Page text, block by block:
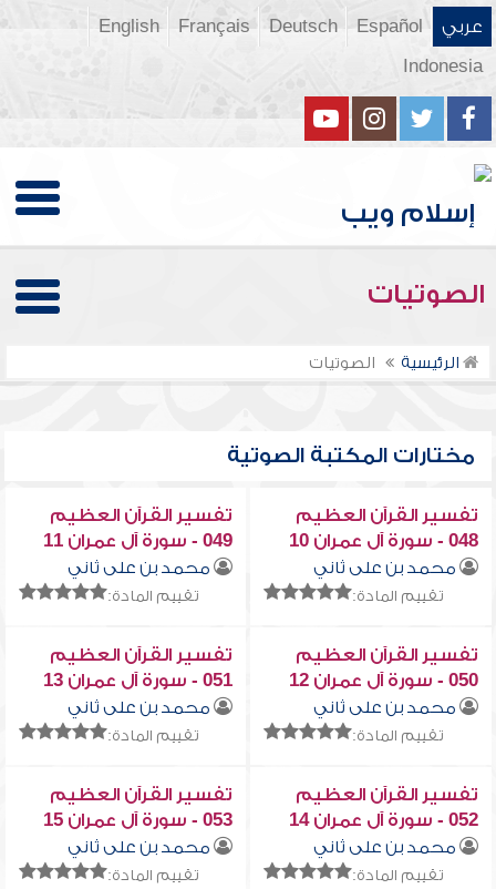
عربي Español
Deutsch
Français
English
Indonesia
الصوتيات
الرئيسية الصوتيات
مختارات المكتبة الصوتية
تفسير القرآن العظيم
048 - سورة آل عمران 10
محمد بن على ثاني
تقييم المادة:
تفسير القرآن العظيم
049 - سورة آل عمران 11
محمد بن على ثاني
تقييم المادة:
تفسير القرآن العظيم
050 - سورة آل عمران 12
محمد بن على ثاني
تقييم المادة:
تفسير القرآن العظيم
051 - سورة آل عمران 13
محمد بن على ثاني
تقييم المادة:
تفسير القرآن العظيم
052 - سورة آل عمران 14
محمد بن على ثاني
تقييم المادة:
تفسير القرآن العظيم
053 - سورة آل عمران 15
محمد بن على ثاني
تقييم المادة: